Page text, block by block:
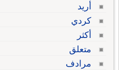
أريد
كردي
أكثر
متعلق
مرادف